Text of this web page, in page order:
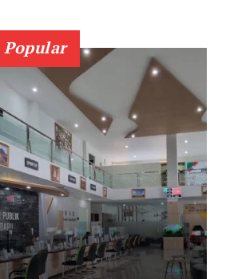
Popular